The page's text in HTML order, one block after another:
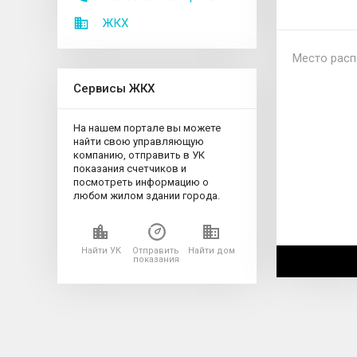
ЖКХ
Сервисы ЖКХ
На нашем портале вы можете
найти свою управляющую
компанию, отправить в УК
показания счетчиков и
посмотреть информацию о
любом жилом здании города.
Найти УК
Отправить
показания
Найти дом
Место